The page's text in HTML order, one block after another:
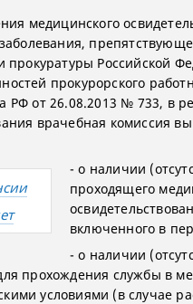
медицинского
прокуратуры Российской
прокурорского
РФ от 26.08.2013 № 733, в
врачебная комиссия
- о наличии
проходящего
включенного в
- о наличии
прохождения службы в
условиями (в случае